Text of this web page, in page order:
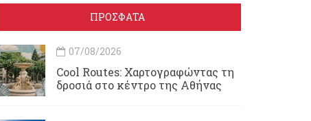
ΠΡΟΣΦΑΤΑ
07/08/2026
Cool Routes: Χαρτογραφώντας τη
δροσιά στο κέντρο της Αθήνας